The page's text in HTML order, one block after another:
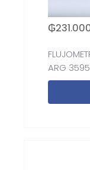
₲
ARG 3595